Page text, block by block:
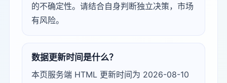
的不确定性。请结合自身判断独立决策，市场
有风险。
数据更新时间是什么？
本页服务端 HTML 更新时间为 2026-08-10